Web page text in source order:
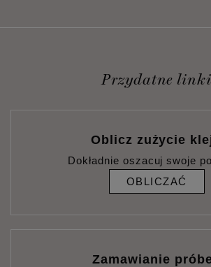
Przydatne linki
Oblicz zużycie
Dokładnie oszacuj swoje
OBLICZAĆ
Zamawianie